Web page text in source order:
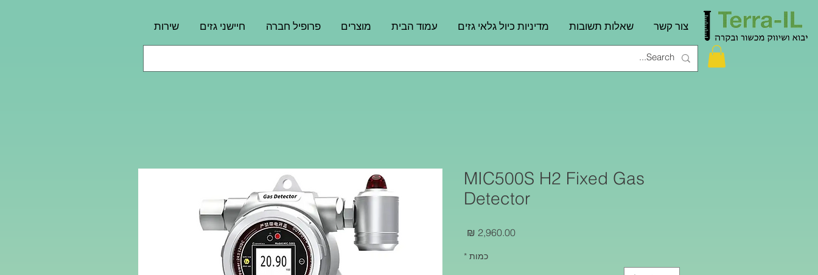
שירות חיישני גזים פרופיל חברה מוצרים עמוד הבית מדיניות כיול גלאי גזים שאלות תשובות צור קשר
MIC500S H2 Fixed Gas
Detector
כמות *